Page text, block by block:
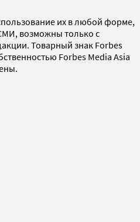
их в любой форме,
возможны только с
Товарный знак Forbes
Forbes Media Asia